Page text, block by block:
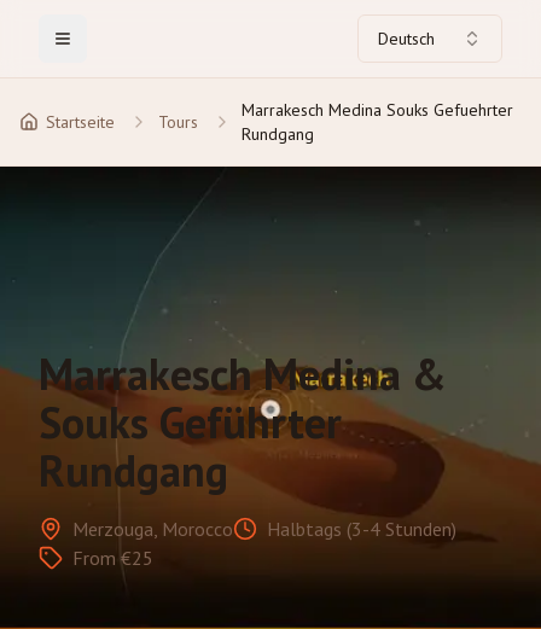
Toggle Menu Deutsch
Startseite Tours
Marrakesch Medina Souks Gefuehrter
Rundgang
Marrakesch Medina &
Souks Geführter
Rundgang
Merzouga, Morocco
Halbtags (3-4 Stunden)
From €25